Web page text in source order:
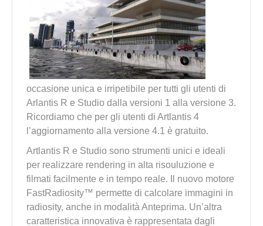
occasione unica e irripetibile per tutti gli utenti di
Arlantis R e Studio dalla versioni 1 alla versione 3.
Ricordiamo che per gli utenti di Artlantis 4
l’aggiornamento alla versione 4.1 è gratuito.
Artlantis R e Studio sono strumenti unici e ideali
per realizzare rendering in alta risouluzione e
filmati facilmente e in tempo reale. Il nuovo motore
FastRadiosity™ permette di calcolare immagini in
radiosity, anche in modalità Anteprima. Un’altra
caratteristica innovativa è rappresentata dagli